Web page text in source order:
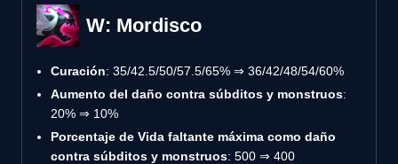
W: Mordisco
Curación: 35/42.5/50/57.5/65% ⇒ 36/42/48/54/60%
Aumento del daño contra súbditos y monstruos:
20% ⇒ 10%
Porcentaje de Vida faltante máxima como daño
contra súbditos y monstruos: 500 ⇒ 400